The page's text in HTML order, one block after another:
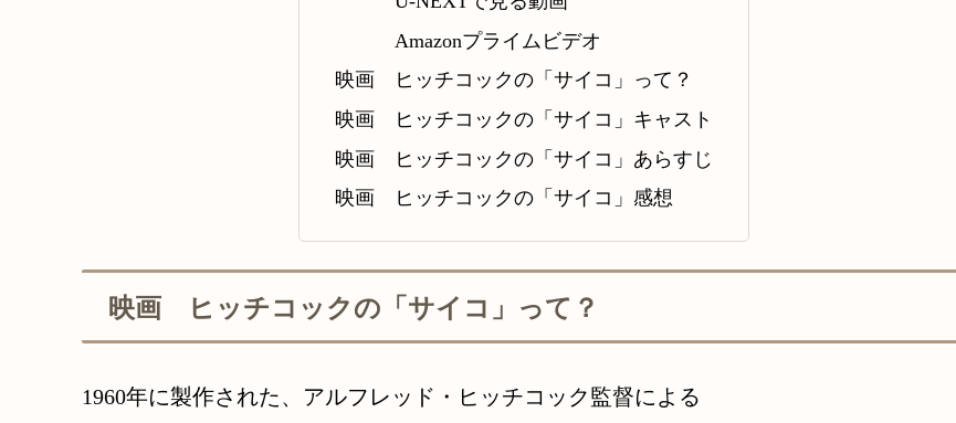
Amazonプライムビデオ
映画 ヒッチコックの「サイコ」って？
映画 ヒッチコックの「サイコ」キャスト
映画 ヒッチコックの「サイコ」あらすじ
映画 ヒッチコックの「サイコ」感想
映画 ヒッチコックの「サイコ」って？
1960年に製作された、アルフレッド・ヒッチコック監督による